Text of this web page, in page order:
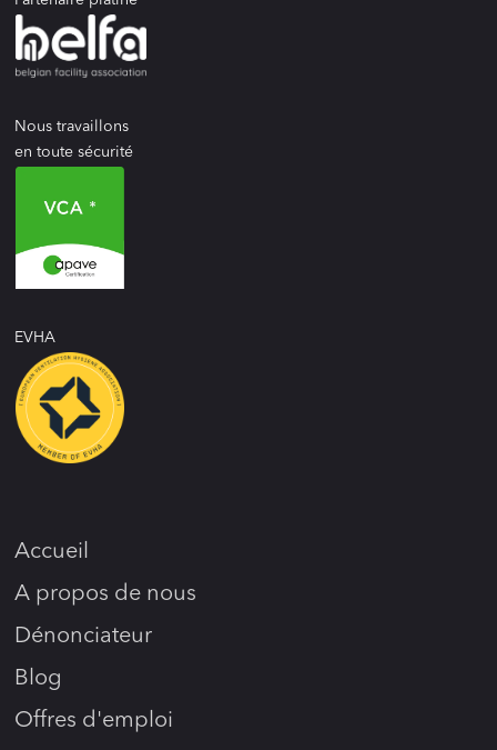
Nous travaillons
en toute sécurité
EVHA
Accueil
A propos de nous
Dénonciateur
Blog
Offres d'emploi